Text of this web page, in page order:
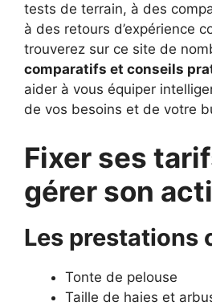
tests de terrain, à des
à des retours d’expérience
trouverez sur ce site de
comparatifs et conseils
aider à vous équiper
de vos besoins et de votre
Fixer ses
gérer son
Les prestations
Tonte de pelouse
Taille de haies et